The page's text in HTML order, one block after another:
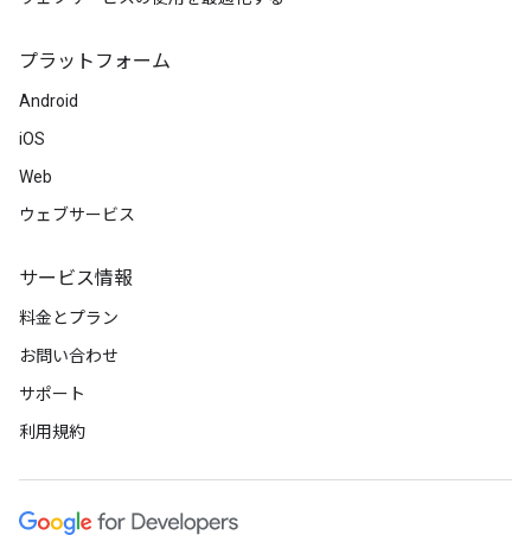
プラットフォーム
Android
iOS
Web
ウェブサービス
サービス情報
料金とプラン
お問い合わせ
サポート
利用規約